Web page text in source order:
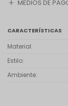
MEDIOS DE
CARACTERÍSTICAS
Material
Estilo
Ambiente